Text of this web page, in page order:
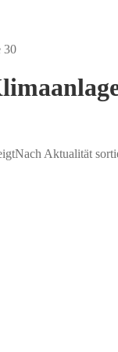
30
Nach Aktualität